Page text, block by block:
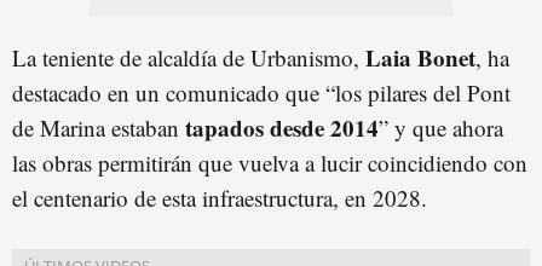
La teniente de alcaldía de Urbanismo, Laia Bonet, ha
destacado en un comunicado que “los pilares del Pont
de Marina estaban tapados desde 2014” y que ahora
las obras permitirán que vuelva a lucir coincidiendo con
el centenario de esta infraestructura, en 2028.